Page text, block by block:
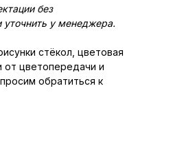
без
у менеджера.
стёкол, цветовая
от цветопередачи и
обратиться к